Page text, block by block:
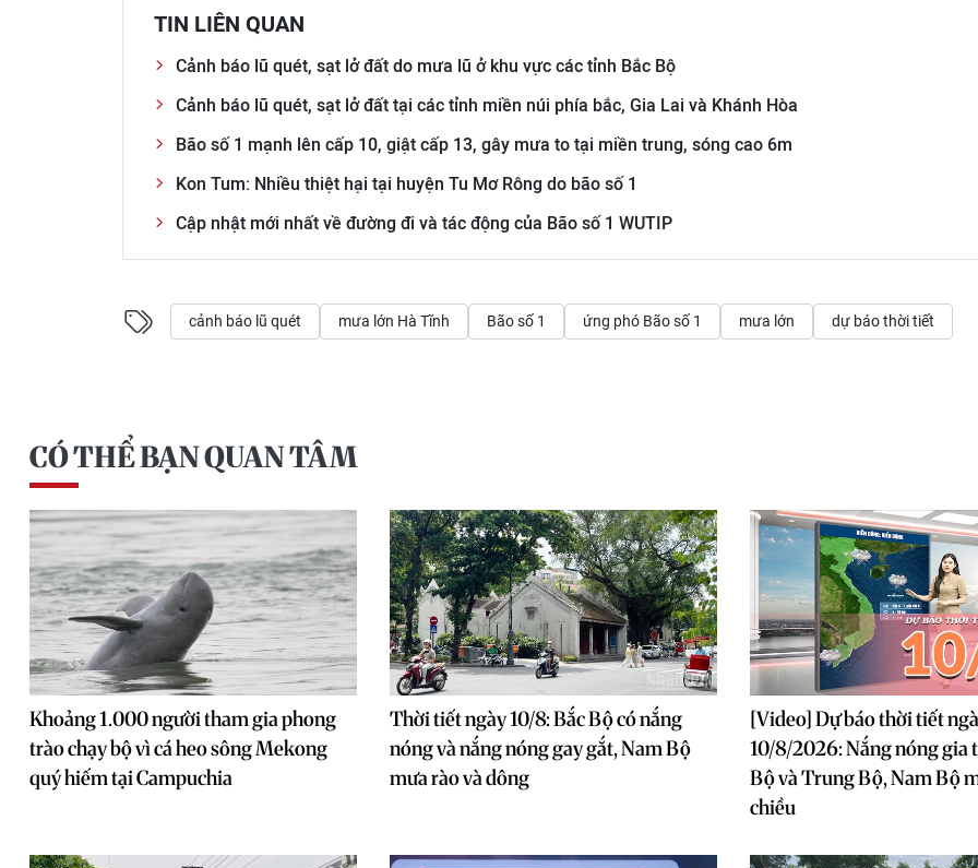
TIN LIÊN QUAN
Cảnh báo lũ quét, sạt lở đất do mưa lũ ở khu vực các tỉnh Bắc Bộ
Cảnh báo lũ quét, sạt lở đất tại các tỉnh miền núi phía bắc, Gia Lai và Khánh Hòa
Bão số 1 mạnh lên cấp 10, giật cấp 13, gây mưa to tại miền trung, sóng cao 6m
Kon Tum: Nhiều thiệt hại tại huyện Tu Mơ Rông do bão số 1
Cập nhật mới nhất về đường đi và tác động của Bão số 1 WUTIP
cảnh báo lũ quét mưa lớn Hà Tĩnh Bão số 1 ứng phó Bão số 1 mưa lớn dự báo thời tiết
CÓ THỂ BẠN QUAN TÂM
Khoảng 1.000 người tham gia phong
trào chạy bộ vì cá heo sông Mekong
quý hiếm tại Campuchia
Thời tiết ngày 10/8: Bắc Bộ có nắng
nóng và nắng nóng gay gắt, Nam Bộ
mưa rào và dông
[Video] Dự báo thời tiết
10/8/2026: Nắng nóng gia
Bộ và Trung Bộ, Nam Bộ
chiều